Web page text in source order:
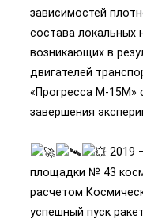
зависимостей
состава локальных
возникающих в
двигателей
«Прогресса М-15М»
завершения
2019
площадки № 43
расчетом
успешный пуск